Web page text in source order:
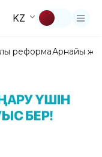
KZ
реформаАрнайы